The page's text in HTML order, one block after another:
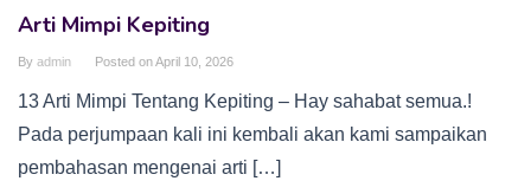
Arti Mimpi Kepiting
By admin Posted onApril 10, 2026
13 Arti Mimpi Tentang Kepiting – Hay sahabat semua.!
Pada perjumpaan kali ini kembali akan kami sampaikan
pembahasan mengenai arti […]